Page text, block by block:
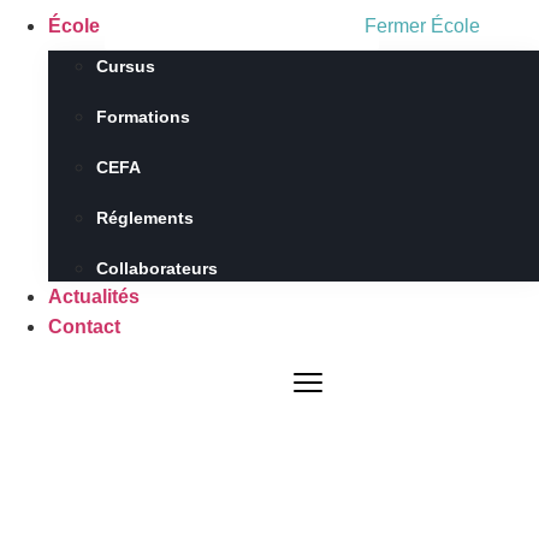
École Fermer École
Cursus
Formations
CEFA
Réglements
Collaborateurs
Actualités
Contact